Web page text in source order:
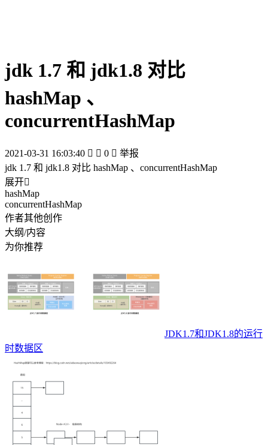
jdk 1.7 和 jdk1.8 对比
hashMap 、
concurrentHashMap
2021-03-31 16:03:40   0  举报
jdk 1.7 和 jdk1.8 对比 hashMap 、concurrentHashMap
展开
hashMap
concurrentHashMap
作者其他创作
大纲/内容
为你推荐
JDK1.7和JDK1.8的运行
时数据区